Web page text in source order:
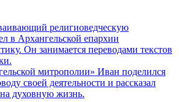
религиоведческую
в Архангельской епархии
Он занимается переводами текстов
митрополии» Иван поделился
своей деятельности и рассказал
на духовную жизнь.